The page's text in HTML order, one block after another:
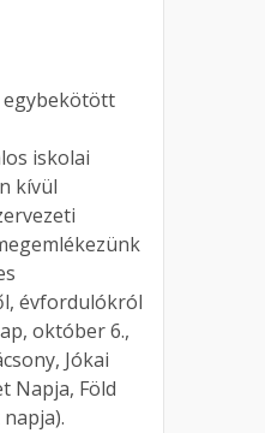
egybekötött
iskolai
kívül
évfordulókról
október 6.,
Jókai
Napja, Föld